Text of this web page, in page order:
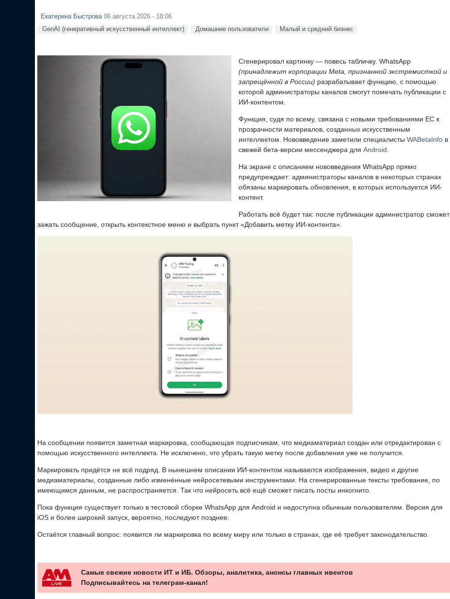
Екатерина Быстрова 06 августа 2026 - 18:06
GenAI (генеративный искусственный интеллект) Домашние пользователи Малый и средний бизнес
Сгенерировал картинку — повесь табличку. WhatsApp
(принадлежит корпорации Meta, признанной экстремисткой и
запрещённой в России) разрабатывает функцию, с помощью
которой администраторы каналов смогут помечать публикации с
ИИ-контентом.
Функция, судя по всему, связана с новыми требованиями ЕС к
прозрачности материалов, созданных искусственным
интеллектом. Нововведение заметили специалисты WABetaInfo в
свежей бета-версии мессенджера для Android
На экране с описанием нововведения WhatsApp прямо
предупреждает: администраторы каналов в некоторых странах
обязаны маркировать обновления, в которых используется ИИ-
контент.
Работать всё будет так: после публикации администратор сможет
зажать сообщение, открыть контекстное меню и выбрать пункт «Добавить метку ИИ-контента».
На сообщении появится заметная маркировка, сообщающая подписчикам, что медиаматериал создан или отредактирован с
помощью искусственного интеллекта. Не исключено, что убрать такую метку после добавления уже не получится.
Маркировать придётся не всё подряд. В нынешнем описании ИИ-контентом называются изображения, видео и другие
медиаматериалы, созданные либо изменённые нейросетевыми инструментами. На сгенерированные тексты требование, по
имеющимся данным, не распространяется. Так что нейросеть всё ещё сможет писать посты инкогнито.
Пока функция существует только в тестовой сборке WhatsApp для Android и недоступна обычным пользователям. Версия для
iOS и более широкий запуск, вероятно, последуют позднее.
Остаётся главный вопрос: появится ли маркировка по всему миру или только в странах, где её требует законодательство.
Самые свежие новости ИТ и ИБ. Обзоры, аналитика, анонсы главных ивентов
Подписывайтесь на телеграм-канал!